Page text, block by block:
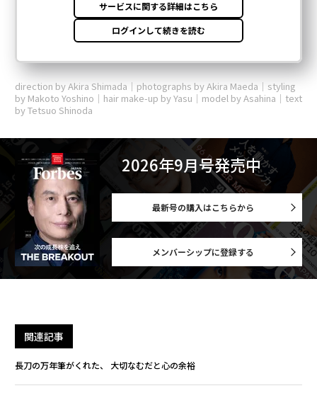
direction by Akira Shimada｜photographs by Akira Maeda｜styling
by Makoto Yoshino｜hair make-up by Yasu｜model by Asahina｜text
by Tetsuo Shinoda
2026年9月号発売中
最新号の購入はこちらから
メンバーシップに登録する
関連記事
長刀の万年筆がくれた、 大切なむだと心の余裕